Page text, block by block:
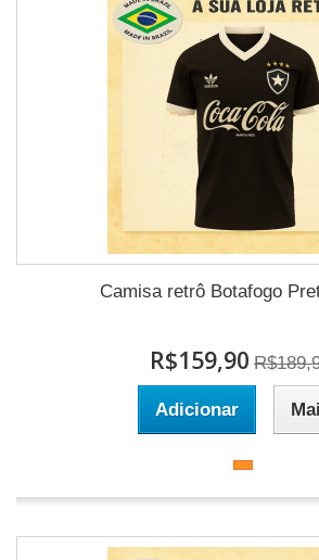
Camisa retrô Botafogo
R$159,90
Adicionar